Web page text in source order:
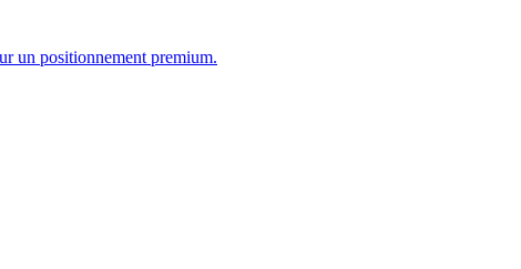
un positionnement premium.